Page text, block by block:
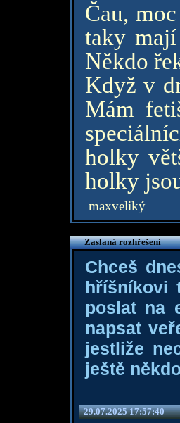
Čau,
taky
Někdo
Když v
Mám
holky
holky
maxveliký
Zaslaná rozhřešení
Chceš
hříšníkovi
poslat na
napsat
jestliže
ještě
29.07.2025 17:57:40